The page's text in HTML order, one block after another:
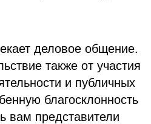
деловое общение.
также от участия
и публичных
благосклонность
вам представители